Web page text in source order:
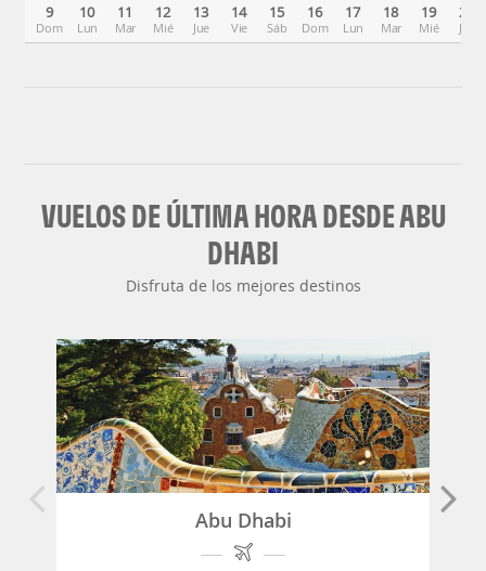
9
Dom
10
Lun
11
Mar
12
Mié
13
Jue
14
Vie
15
Sáb
16
Dom
17
Lun
18
Mar
19
Mié
20
Jue
VUELOS DE ÚLTIMA HORA DESDE ABU
DHABI
Disfruta de los mejores destinos
Abu Dhabi